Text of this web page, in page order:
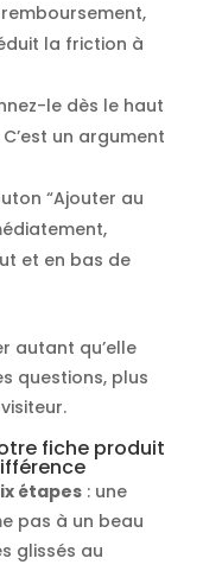
la friction à
le dès le haut
un argument
“Ajouter au
et en bas de
autant qu’elle
questions, plus
fiche produit
étapes: une
pas à un beau
glissés au